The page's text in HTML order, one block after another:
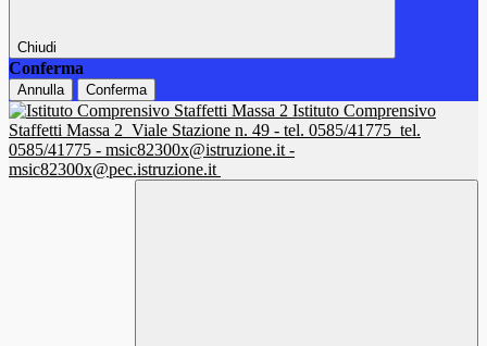
Chiudi
Conferma
Annulla Conferma
Istituto Comprensivo
Staffetti Massa 2 Viale Stazione n. 49 - tel. 0585/41775 tel.
0585/41775 - msic82300x@istruzione.it -
msic82300x@pec.istruzione.it